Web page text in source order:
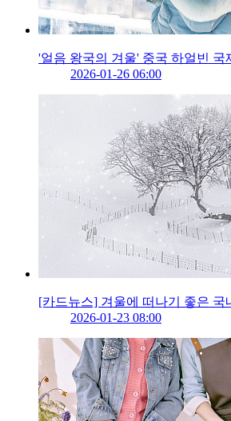
'얼음 왕국의 겨울' 중국 하얼빈 국
2026-01-26 06:00
[카드뉴스] 겨울에 떠나기 좋은 국
2026-01-23 08:00